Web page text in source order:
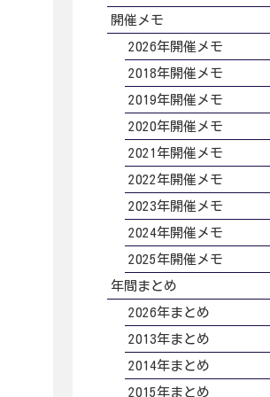
開催メモ
2026年開催メモ
2018年開催メモ
2019年開催メモ
2020年開催メモ
2021年開催メモ
2022年開催メモ
2023年開催メモ
2024年開催メモ
2025年開催メモ
年間まとめ
2026年まとめ
2013年まとめ
2014年まとめ
2015年まとめ